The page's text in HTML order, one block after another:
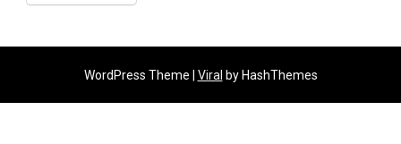
WordPress Theme | Viral by HashThemes